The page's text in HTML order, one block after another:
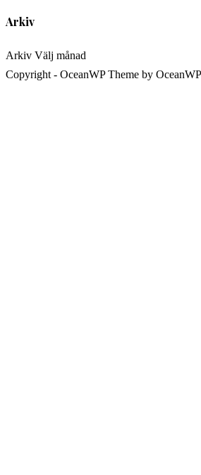
Arkiv
Arkiv Välj månad
Copyright - OceanWP Theme by OceanWP